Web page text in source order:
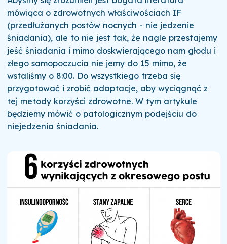
mówiąca o zdrowotnych właściwościach IF
(przedłużanych postów nocnych - nie jedzenie
śniadania), ale to nie jest tak, że nagle przestajemy
jeść śniadania i mimo doskwierającego nam głodu i
złego samopoczucia nie jemy do 15 mimo, że
wstaliśmy o 8:00. Do wszystkiego trzeba się
przygotować i zrobić adaptacje, aby wyciągnąć z
tej metody korzyści zdrowotne. W tym artykule
będziemy mówić o patologicznym podejściu do
niejedzenia śniadania.